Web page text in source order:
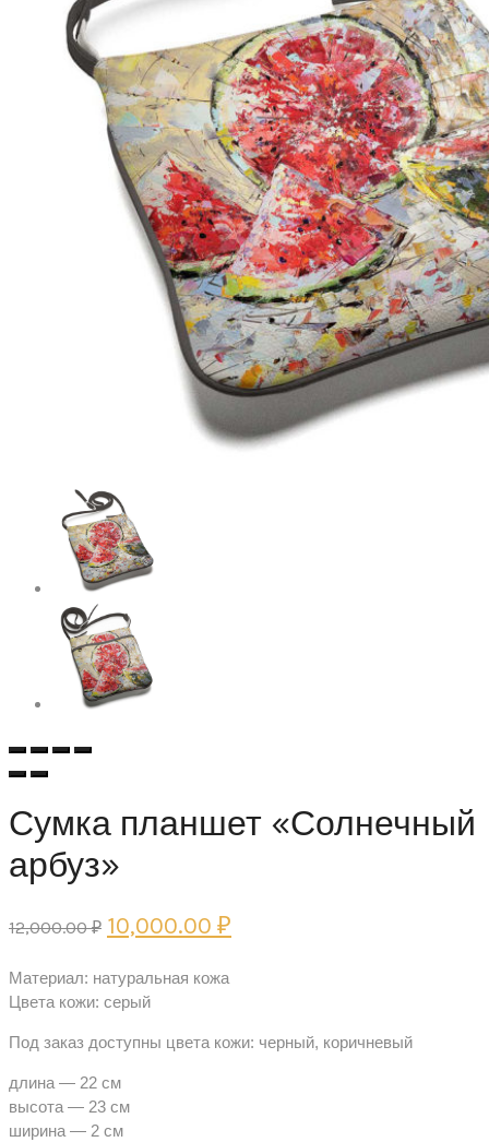
Сумка планшет «Солнечный
арбуз»
12,000.00 ₽ Первоначальная
составляла
12,000.00 ₽.
10,000.00 ₽
Материал: натуральная кожа
Цвета кожи: серый
Под заказ доступны цвета кожи: черный, коричневый
длина — 22 см
высота — 23 см
ширина — 2 см